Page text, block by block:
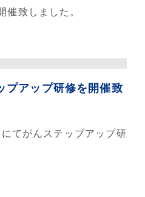
催致しました。
プアップ研修を開催致
てがんステップアップ研